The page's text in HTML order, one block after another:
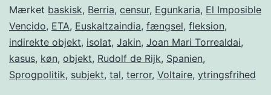
Mærket baskisk, Berria, censur, Egunkaria, El Imposible
Vencido, ETA, Euskaltzaindia, fængsel, fleksion,
indirekte objekt, isolat, Jakin, Joan Mari Torrealdai,
kasus, køn, objekt, Rudolf de Rijk, Spanien,
Sprogpolitik, subjekt, tal, terror, Voltaire, ytringsfrihed